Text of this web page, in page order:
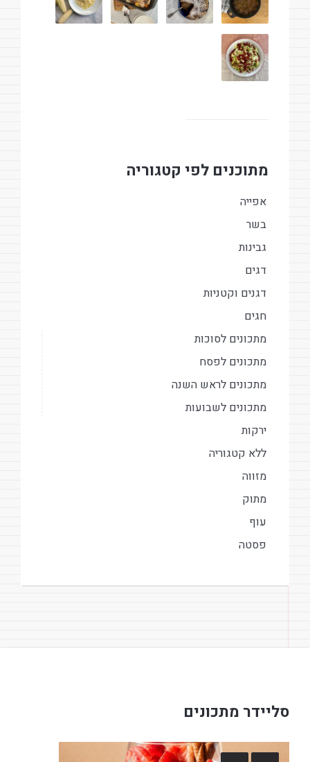
מתוכנים לפי קטגוריה
אפייה
בשר
גבינות
דגים
דגנים וקטניות
חגים
מתכונים לסוכות
מתכונים לפסח
מתכונים לראש השנה
מתכונים לשבועות
ירקות
ללא קטגוריה
מזווה
מתוק
עוף
פסטה
סליידר מתכונים